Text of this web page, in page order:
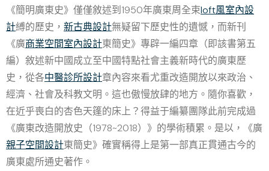
《簡明廣東史》僅僅敘述到1950年廣東周全束loft風室內設
計縛的歷史， 新古典設計無疑留下歷史性的遺憾，而新刊
《廣商業空間室內設計東簡史》專辟一編四章（即該書第五
編）敘述新中國成立至中國特點社會主義新時代的廣東歷
史，從各中醫診所設計章內容來看尤重改造開放以來政治、
經濟、社會及科教文明。這也傲慢放肆的地方。隨你喜歡，
在近乎喪白的杏色天篷的床上？得益于編纂團隊此前完成過
《廣東改造開放史（1978~2018）》的學術積累。是以，《廣
親子空間設計東簡史》確實稱得上是第一部真正貫通古今的
廣東處所通史著作。